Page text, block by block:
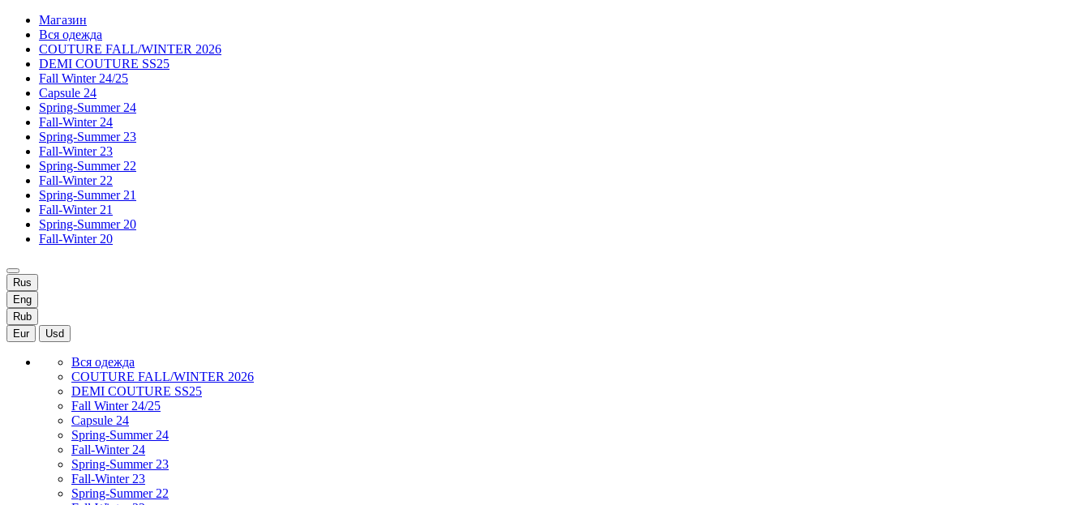
Магазин
Вся одежда
COUTURE FALL/WINTER 2026
DEMI COUTURE SS25
Fall Winter 24/25
Capsule 24
Spring-Summer 24
Fall-Winter 24
Spring-Summer 23
Fall-Winter 23
Spring-Summer 22
Fall-Winter 22
Spring-Summer 21
Fall-Winter 21
Spring-Summer 20
Fall-Winter 20
Rus
Eng
Rub
Eur
Usd
Вся одежда
COUTURE FALL/WINTER 2026
DEMI COUTURE SS25
Fall Winter 24/25
Capsule 24
Spring-Summer 24
Fall-Winter 24
Spring-Summer 23
Fall-Winter 23
Spring-Summer 22